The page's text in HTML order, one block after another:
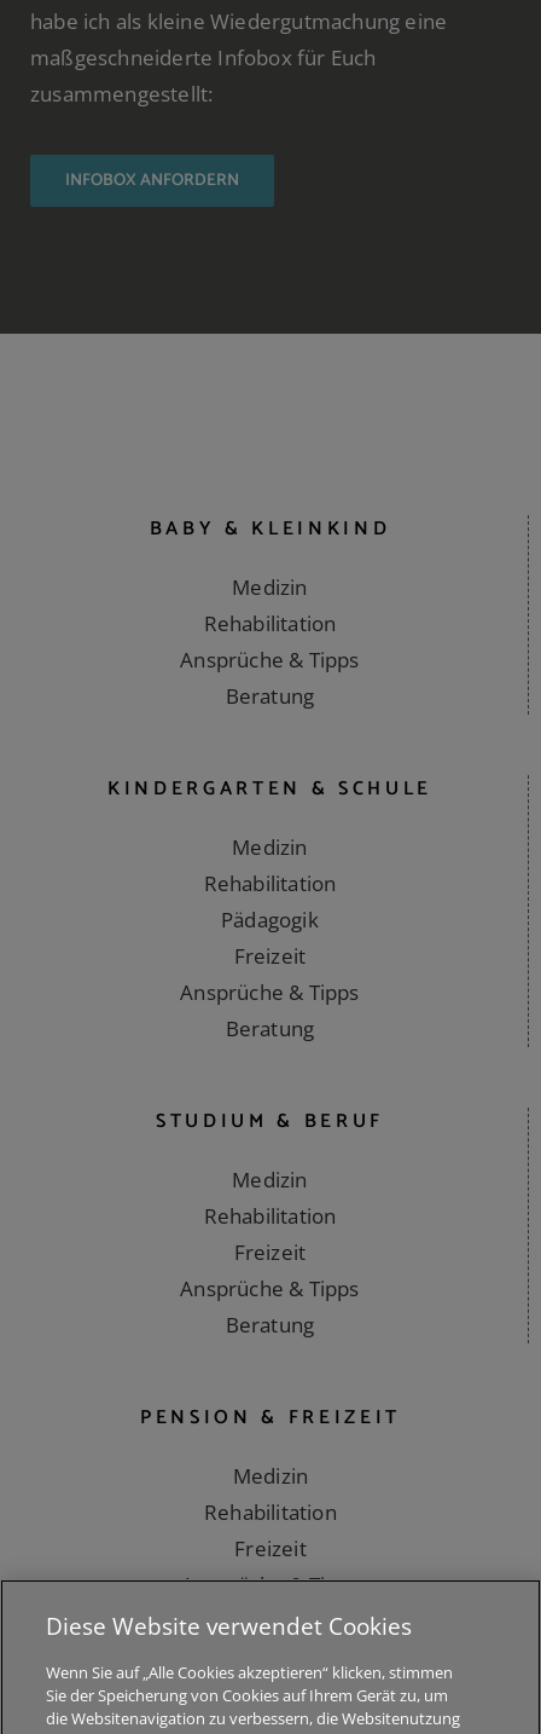
habe ich als kleine Wiedergutmachung eine
maßgeschneiderte Infobox für Euch
zusammengestellt:
INFOBOX ANFORDERN
BABY & KLEINKIND
Medizin
Rehabilitation
Ansprüche & Tipps
Beratung
KINDERGARTEN & SCHULE
Medizin
Rehabilitation
Pädagogik
Freizeit
Ansprüche & Tipps
Beratung
STUDIUM & BERUF
Medizin
Rehabilitation
Freizeit
Ansprüche & Tipps
Beratung
PENSION & FREIZEIT
Medizin
Rehabilitation
Freizeit
Ansprüche & Tipps
Beratung
Diese Website verwendet Cookies
Wenn Sie auf „Alle Cookies akzeptieren“ klicken, stimmen
Sie der Speicherung von Cookies auf Ihrem Gerät zu, um
die Websitenavigation zu verbessern, die Websitenutzung